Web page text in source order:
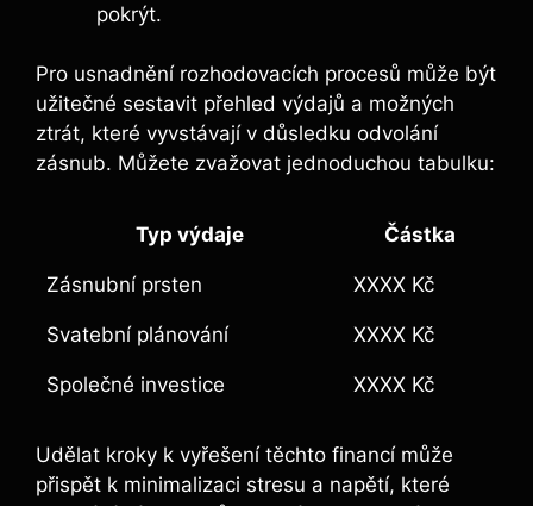
pokrýt.
Pro usnadnění rozhodovacích procesů může být
užitečné sestavit přehled výdajů a možných
ztrát, které vyvstávají v důsledku odvolání
zásnub. Můžete zvažovat jednoduchou tabulku:
Typ výdaje Částka
Zásnubní prsten XXXX Kč
Svatební plánování XXXX Kč
Společné investice XXXX Kč
Udělat kroky k vyřešení těchto financí může
přispět k minimalizaci stresu a napětí, které